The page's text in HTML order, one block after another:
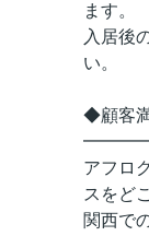
ます。
入居後
い。
◆顧客
アフロ
スをど
関西で